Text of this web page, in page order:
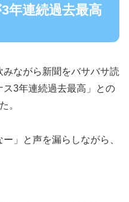
年連続過去最高
みながら新聞をバサバサ読
3年連続過去最高」との
。
」と声を漏らしながら、